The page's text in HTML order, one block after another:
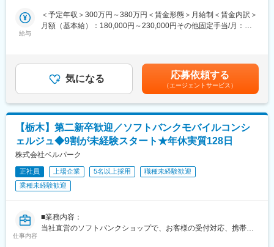
■店舗構成
各店舗に4～6名のスタッフが在籍し、常時2～3名のスタッフが勤
年齢層も幅広く、女性リーダーも活躍しています。
スタッフ同士で競い合うのではなく、助け合い協力しながら働く
風土です。
■研修
グループ研修（理念・コンプライアンス等）後、OJT／OFF-JTで
3か月間、販売・事務スキルを習得します。
変更の範囲：会社の定める業務
■詳細：
＜運搬車輛＞大型トラック、トレーラー
■働く魅力：
＜ワークライフバランスの充実を求めるトラックドライバーが多
間無しで働きやすい環境です。（繁忙期でも）無理な配車計画
や、深夜までの残業もありません。
◎月1～2回の土曜出勤以外は土日休みです。
■組織構成：
ドライバー、自動車ディーラー、レッカー、大手中古車販売店、
鈑金・塗装、電気工事、製造、公務員など、様々なバックグラウ
■当社について：
車検整備指定工場、鈑金工場も併設しており、車の事は全てを扱
給与
＜予定年収＞300万円～380万円＜賃金形態＞月給制＜賃金内訳＞
月額（基本給）：180,000円～230,000円その他固定手当/月：
手当＞有＜給与補足＞■昇給：年1回（4月）■賞与：年2回（7月、
12月）賃金はあくまでも目安の金額であり、選考を通じて上下す
る可能性があります。月給(月額)は固定手当を含めた表記です。
気になる 応募依頼する
（エージェントサービス）
【栃木】第二新卒歓迎／ソフトバンクモバイルコンシ
ェルジュ◆9割が未経験スタート★年休実質128日
株式会社ベルパーク
正社員 上場企業 5名以上採用
職種未経験歓迎
業種未経験歓迎
仕事内容
■業務内容：
当社直営のソフトバンクショップで、お客様の受付対応、携帯電